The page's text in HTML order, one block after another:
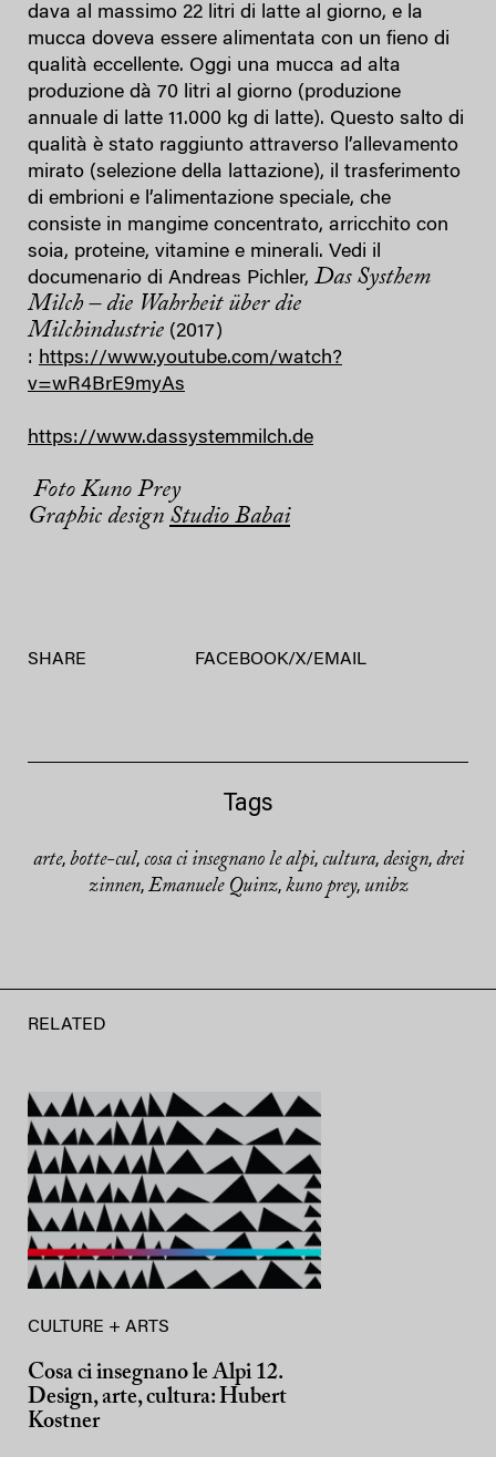
dava al massimo 22 litri di latte al giorno, e la
mucca doveva essere alimentata con un fieno di
qualità eccellente. Oggi una mucca ad alta
produzione dà 70 litri al giorno (produzione
annuale di latte 11.000 kg di latte). Questo salto di
qualità è stato raggiunto attraverso l’allevamento
mirato (selezione della lattazione), il trasferimento
di embrioni e l’alimentazione speciale, che
consiste in mangime concentrato, arricchito con
soia, proteine, vitamine e minerali. Vedi il
documenario di Andreas Pichler, Das Systhem
Milch – die Wahrheit über die
Milchindustrie (2017)
: https://www.youtube.com/watch?
v=wR4BrE9myAs
https://www.dassystemmilch.de
Foto Kuno Prey
Graphic design Studio Babai
SHARE FACEBOOK/X/EMAIL
Tags
arte, botte-cul, cosa ci insegnano le alpi, cultura, design, drei
zinnen, Emanuele Quinz, kuno prey, unibz
RELATED
CULTURE + ARTS
Cosa ci insegnano le Alpi 12.
Design, arte, cultura: Hubert
Kostner